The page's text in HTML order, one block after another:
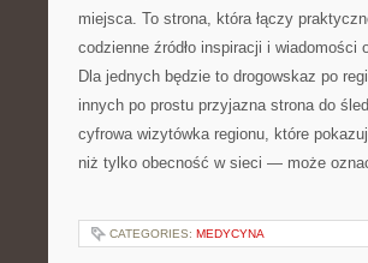
miejsca. To strona, która łączy
codzienne źródło inspiracji i
Dla jednych będzie to drogowskaz po
innych po prostu przyjazna strona do
cyfrowa wizytówka regionu, które
niż tylko obecność w sieci — może
CATEGORIES: MEDYCYNA